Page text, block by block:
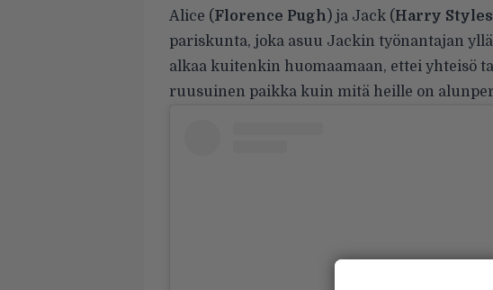
Alice (Florence Pugh) ja Jack (Harry Styles
pariskunta, joka asuu Jackin työnantajan
alkaa kuitenkin huomaamaan, ettei yhteisö
ruusuinen paikka kuin mitä heille on